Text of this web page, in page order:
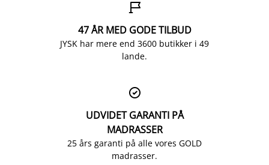

47 ÅR MED GODE TILBUD
JYSK har mere end 3600 butikker i 49
lande.

UDVIDET GARANTI PÅ
MADRASSER
25 års garanti på alle vores GOLD
madrasser.